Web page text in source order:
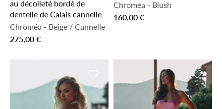
au décolleté bordé de
dentelle de Calais cannelle
Chroméa - Beige / Cannelle
275,00 €
Chroméa - Blush
160,00 €
Ajouter à la liste de souhaitsAjouter